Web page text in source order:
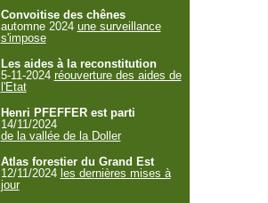
Convoitise des chênes
automne 2024 une surveillance
s'impose
Les aides à la reconstitution
5-11-2024 réouverture des aides de
l'Etat
Henri PFEFFER est parti
14/11/2024
de la vallée de la Doller
Atlas forestier du Grand Est
12/11/2024 les dernières mises à
jour